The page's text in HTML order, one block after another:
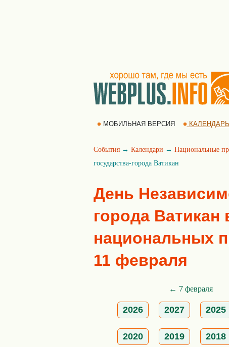
МОБИЛЬНАЯ ВЕРСИЯ КАЛЕНДАРЬ
События → Календари → Национальные
государства-города Ватикан
День
города Ватикан
национальных
11 февраля
← 7 февраля
2026 2027 2025
2020 2019 2018